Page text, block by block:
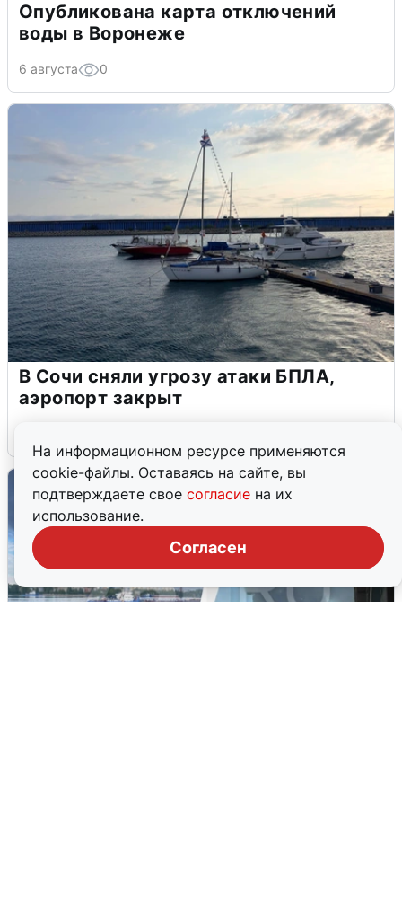
На информационном ресурсе применяются
cookie-файлы. Оставаясь на сайте, вы
подтверждаете свое согласие на их
использование.
Согласен
Опубликована карта отключений
воды в Воронеже
6 августа 0
В Сочи сняли угрозу атаки БПЛА,
аэропорт закрыт